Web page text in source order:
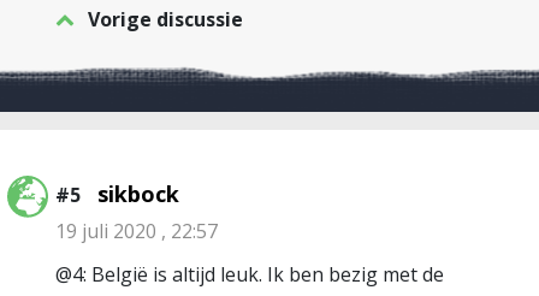
Vorige discussie
#5 sikbock
19 juli 2020 , 22:57
@4: België is altijd leuk. Ik ben bezig met de